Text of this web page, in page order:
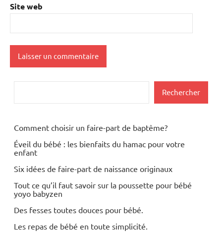
Site web
Rechercher
Comment choisir un faire-part de baptême?
Éveil du bébé : les bienfaits du hamac pour votre
enfant
Six idées de faire-part de naissance originaux
Tout ce qu’il faut savoir sur la poussette pour bébé
yoyo babyzen
Des fesses toutes douces pour bébé.
Les repas de bébé en toute simplicité.